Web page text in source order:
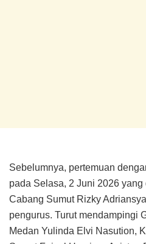
Sebelumnya, pertemuan
pada Selasa, 2 Juni 2026 yang
Cabang Sumut Rizky
pengurus. Turut mendampingi
Medan Yulinda Elvi Nasution,